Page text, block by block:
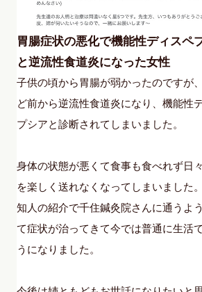
胃腸症状の悪化で機能性ディスペ
と逆流性食道炎になった女性
子供の頃から胃腸が弱かったのですが
ど前から逆流性食道炎になり、機能性
プシアと診断されてしまいました。
身体の状態が悪くて食事も食べれず日
を楽しく送れなくなってしまいました。
知人の紹介で千住鍼灸院さんに通うよ
て症状が治ってきて今では普通に生活
うになりました。